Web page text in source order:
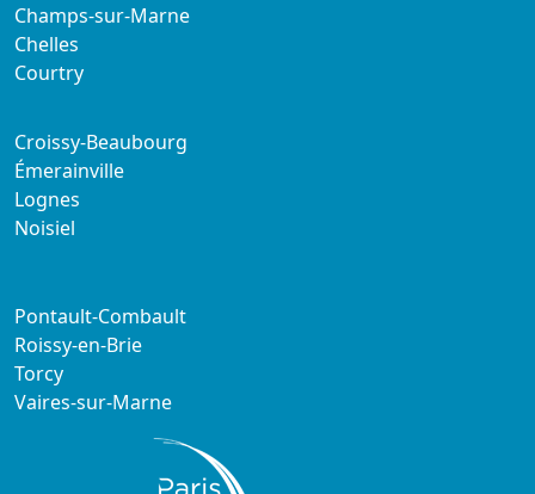
Champs-sur-Marne
Chelles
Courtry
Croissy-Beaubourg
Émerainville
Lognes
Noisiel
Pontault-Combault
Roissy-en-Brie
Torcy
Vaires-sur-Marne